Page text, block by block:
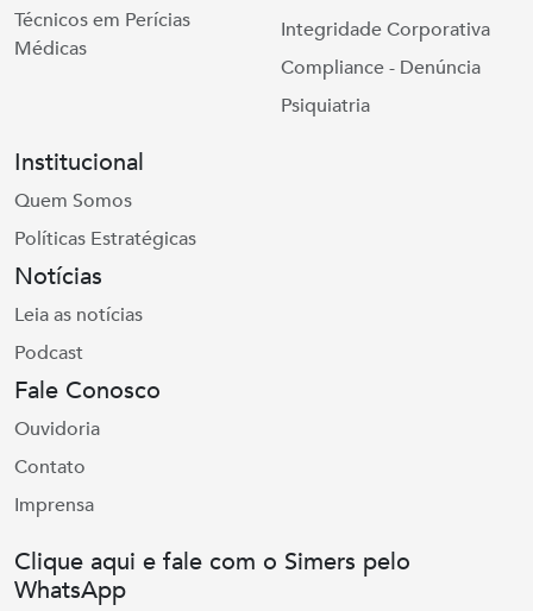
Técnicos em Perícias
Médicas
Integridade Corporativa
Compliance - Denúncia
Psiquiatria
Institucional
Quem Somos
Políticas Estratégicas
Notícias
Leia as notícias
Podcast
Fale Conosco
Ouvidoria
Contato
Imprensa
Clique aqui e fale com o Simers pelo
WhatsApp